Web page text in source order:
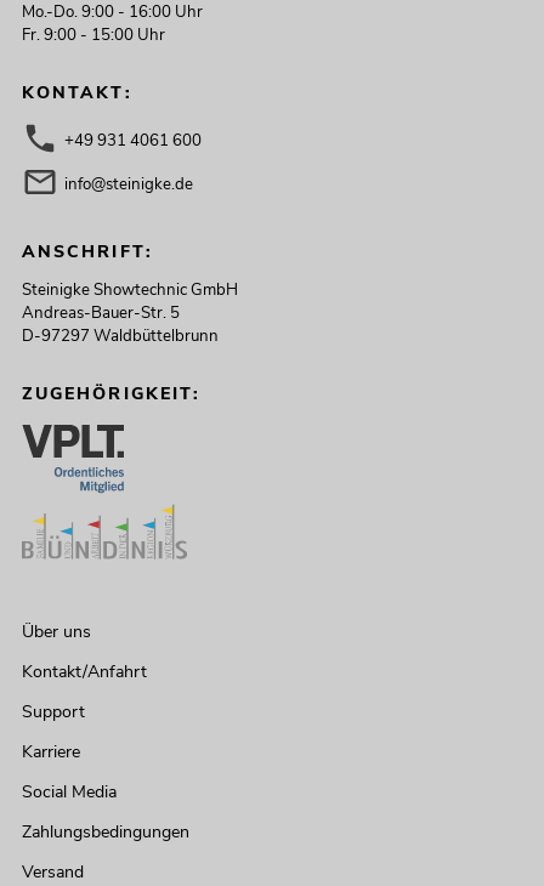
Mo.-Do. 9:00 - 16:00 Uhr
Fr. 9:00 - 15:00 Uhr
KONTAKT:
+49 931 4061 600
info@steinigke.de
ANSCHRIFT:
Steinigke Showtechnic GmbH
Andreas-Bauer-Str. 5
D-97297 Waldbüttelbrunn
ZUGEHÖRIGKEIT:
Über uns
Kontakt/Anfahrt
Support
Karriere
Social Media
Zahlungsbedingungen
Versand